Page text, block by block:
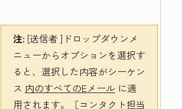
注: [送信者]ドロップダウンメ
ニューからオプションを選択す
ると、選択した内容がシーケン
ス 内のすべてのEメール に適
用されます。
［コンタクト担当